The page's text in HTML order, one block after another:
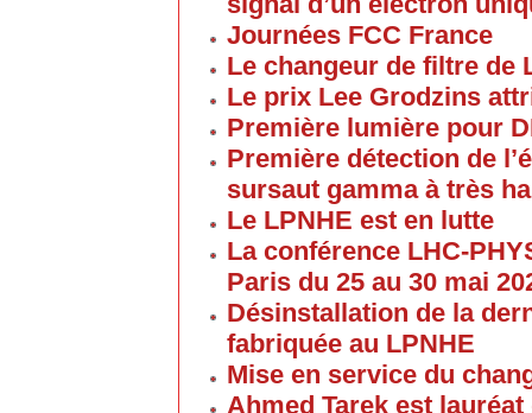
Journées FCC France
Le changeur de filtre de
Le prix Lee Grodzins
Première lumière pour
Première détection de
sursaut gamma à très
Le LPNHE est en lutte
La conférence LHC-
Paris du 25 au 30 mai
Désinstallation de la
fabriquée au LPNHE
Mise en service du
Ahmed Tarek est